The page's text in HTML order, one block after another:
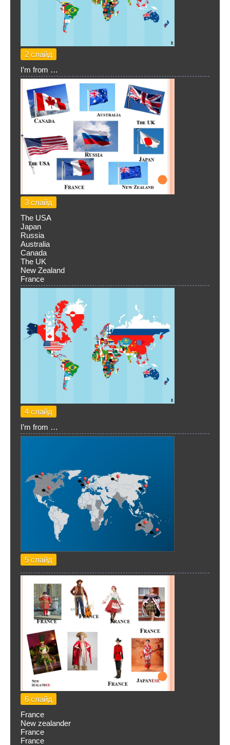
2 слайд
I’m from …
3 слайд
The USA
Japan
Russia
Australia
Canada
The UK
New Zealand
France
4 слайд
I’m from …
5 слайд
6 слайд
France
New zealander
France
France